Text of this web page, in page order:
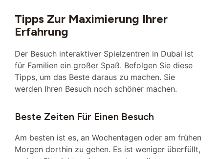
Tipps Zur Maximierung Ihrer
Erfahrung
Der Besuch interaktiver Spielzentren in Dubai ist
für Familien ein großer Spaß. Befolgen Sie diese
Tipps, um das Beste daraus zu machen. Sie
werden Ihren Besuch noch schöner machen.
Beste Zeiten Für Einen Besuch
Am besten ist es, an Wochentagen oder am frühen
Morgen dorthin zu gehen. Es ist weniger überfüllt,